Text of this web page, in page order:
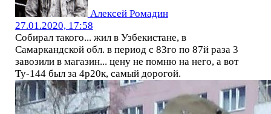
Алексей Ромадин
27.01.2020, 17:58
Собирал такого... жил в Узбекистане, в
Самаркандской обл. в период с 83го по 87й раза 3
завозили в магазин... цену не помню на него, а вот
Ту-144 был за 4р20к, самый дорогой.